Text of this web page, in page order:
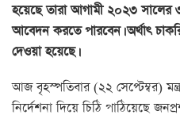
হয়েছে তারা আগামী ২০২৩ সালের
আবেদন করতে পারবেন। অর্থাৎ
দেওয়া হয়েছে।
আজ বৃহস্পতিবার (২২ সেপ্টেম্বর)
নির্দেশনা দিয়ে চিঠি পাঠিয়েছে